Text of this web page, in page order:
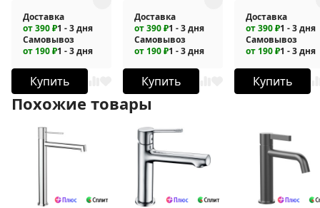
Доставка
от 390 ₽1 - 3 дня
Самовывоз
от 190 ₽1 - 3 дня
Купить
Доставка
от 390 ₽1 - 3 дня
Самовывоз
от 190 ₽1 - 3 дня
Купить
Доставка
от 390 ₽1 - 3 дня
Самовывоз
от 190 ₽1 - 3 дня
Купить
Похожие товары